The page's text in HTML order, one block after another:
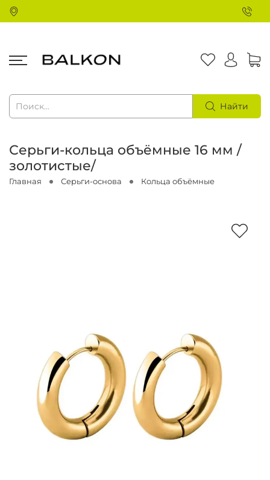
Найти
Серьги-кольца объёмные 16 мм /
золотистые/
Главная Серьги-основа Кольца объёмные